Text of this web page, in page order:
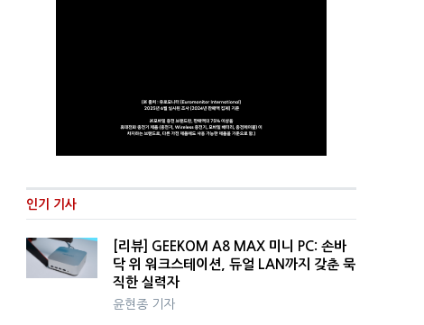
인기 기사
[리뷰] GEEKOM A8 MAX 미니 PC: 손바
닥 위 워크스테이션, 듀얼 LAN까지 갖춘 묵
직한 실력자
윤현종 기자